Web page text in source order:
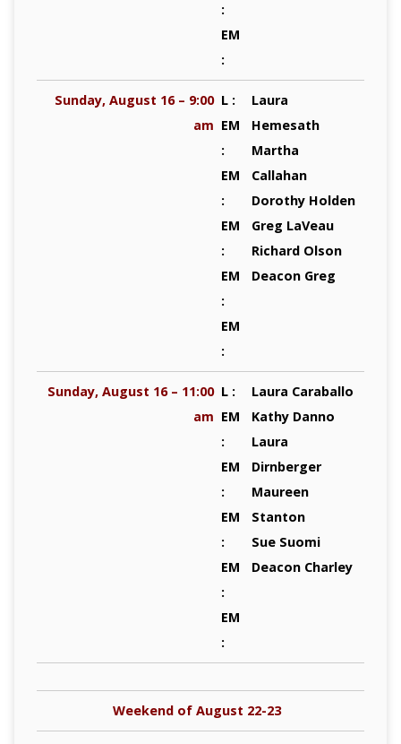
:
EM
:
Sunday, August 16 – 9:00
am
L :
EM
:
EM
:
EM
:
EM
:
EM
:
Laura
Hemesath
Martha
Callahan
Dorothy Holden
Greg LaVeau
Richard Olson
Deacon Greg
Sunday, August 16 – 11:00
am
L :
EM
:
EM
:
EM
:
EM
:
EM
:
Laura Caraballo
Kathy Danno
Laura
Dirnberger
Maureen
Stanton
Sue Suomi
Deacon Charley
Weekend of August 22-23